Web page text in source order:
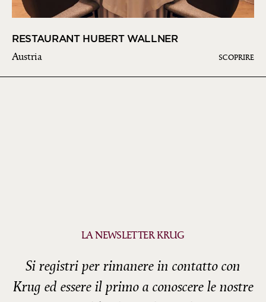
RESTAURANT HUBERT WALLNER
Austria SCOPRIRE
LA NEWSLETTER KRUG
Si registri per rimanere in contatto con
Krug ed essere il primo a conoscere le nostre